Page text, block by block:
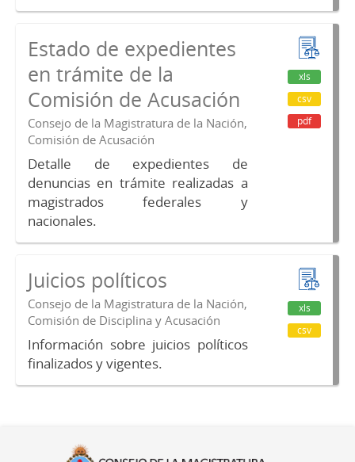
Estado de expedientes
en trámite de la
Comisión de Acusación
Consejo de la Magistratura de la Nación,
Comisión de Acusación
Detalle de expedientes de
denuncias en trámite realizadas a
magistrados federales y
nacionales.
xls
csv
pdf
Juicios políticos
Consejo de la Magistratura de la Nación,
Comisión de Disciplina y Acusación
Información sobre juicios políticos
finalizados y vigentes.
xls
csv